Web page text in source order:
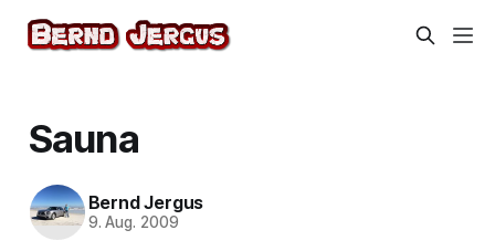
Sauna
Bernd Jergus
9. Aug. 2009